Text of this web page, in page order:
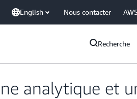
English Nous contacter
Recherche
analytique et